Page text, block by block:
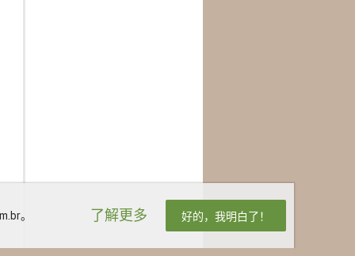
。 了解更多 好的，我明白了！